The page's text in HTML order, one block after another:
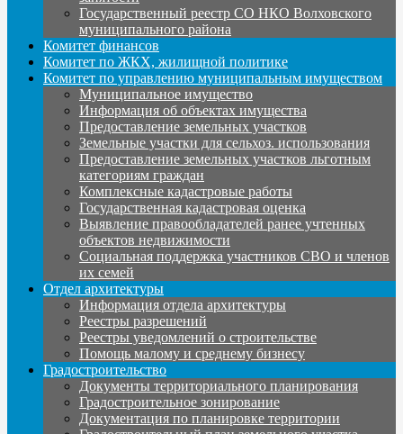
Государственный реестр СО НКО Волховского
муниципального района
Комитет финансов
Комитет по ЖКХ, жилищной политике
Комитет по управлению муниципальным имуществом
Муниципальное имущество
Информация об объектах имущества
Предоставление земельных участков
Земельные участки для сельхоз. использования
Предоставление земельных участков льготным
категориям граждан
Комплексные кадастровые работы
Государственная кадастровая оценка
Выявление правообладателей ранее учтенных
объектов недвижимости
Социальная поддержка участников СВО и членов
их семей
Отдел архитектуры
Информация отдела архитектуры
Реестры разрешений
Реестры уведомлений о строительстве
Помощь малому и среднему бизнесу
Градостроительство
Документы территориального планирования
Градостроительное зонирование
Документация по планировке территории